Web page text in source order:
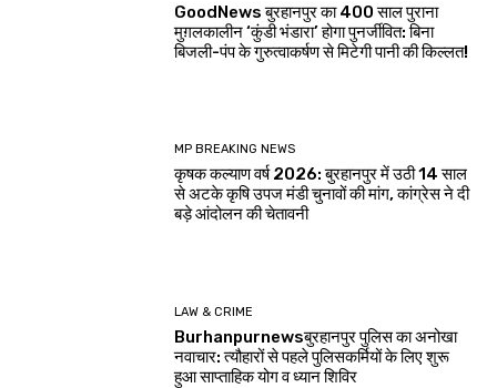
GoodNews बुरहानपुर का 400 साल पुराना
मुग़लकालीन ‘कुंडी भंडारा’ होगा पुनर्जीवित: बिना
बिजली-पंप के गुरुत्वाकर्षण से मिटेगी पानी की किल्लत!
MP BREAKING NEWS
कृषक कल्याण वर्ष 2026: बुरहानपुर में उठी 14 साल
से अटके कृषि उपज मंडी चुनावों की मांग, कांग्रेस ने दी
बड़े आंदोलन की चेतावनी
LAW & CRIME
Burhanpurnewsबुरहानपुर पुलिस का अनोखा
नवाचार: त्यौहारों से पहले पुलिसकर्मियों के लिए शुरू
हुआ साप्ताहिक योग व ध्यान शिविर